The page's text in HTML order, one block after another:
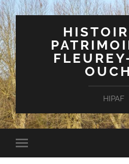
HIPAF
Toggle
mobile